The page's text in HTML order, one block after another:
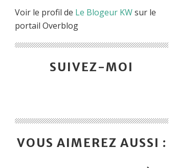
Voir le profil de Le Blogeur KWsur le
portail Overblog
SUIVEZ-MOI
VOUS AIMEREZ AUSSI :